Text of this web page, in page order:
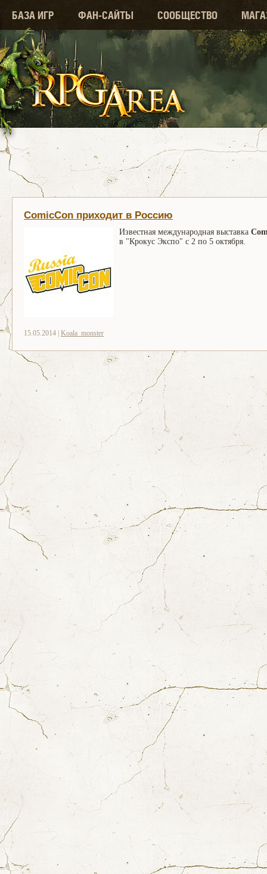
БАЗА ИГР ФАН-САЙТЫ СООБЩЕСТВО
ComicCon приходит в Россию
Известная международная выставка
в "Крокус Экспо" с 2 по 5 октября.
15.05.2014 | Koala_monster